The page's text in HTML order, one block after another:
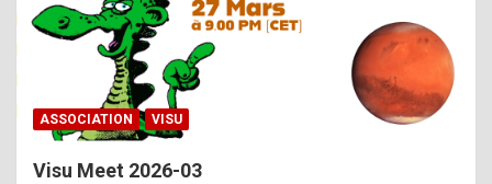
o
ASSOCIATION VISU
Visu Meet 2026-03